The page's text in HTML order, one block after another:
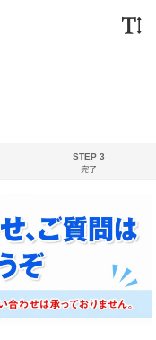
STEP 3
完了